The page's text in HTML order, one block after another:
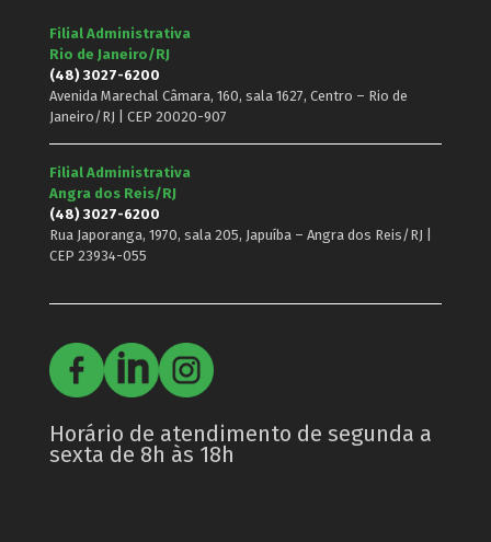
Filial Administrativa
Rio de Janeiro/RJ
(48) 3027-6200
Avenida Marechal Câmara, 160, sala 1627, Centro – Rio de
Janeiro/RJ | CEP 20020-907
Filial Administrativa
Angra dos Reis/RJ
(48) 3027-6200
Rua Japoranga, 1970, sala 205, Japuíba – Angra dos Reis/RJ |
CEP 23934-055
Horário de atendimento de segunda a
sexta de 8h às 18h